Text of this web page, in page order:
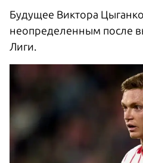
Будущее Виктора
неопределенным после
Лиги.